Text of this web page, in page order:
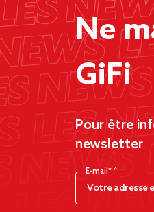
Ne
GiFi
Pour être
newsletter
E-mail*